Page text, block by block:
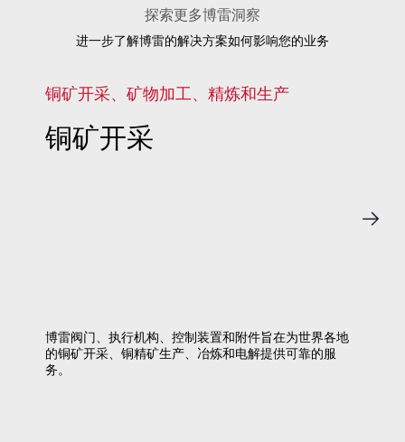
探索更多博雷洞察
进一步了解博雷的解决方案如何影响您的业务
铜矿开采、矿物加工、精炼和生产
铜矿开采
博雷阀门、执行机构、控制装置和附件旨在为世界各地
的铜矿开采、铜精矿生产、冶炼和电解提供可靠的服
务。